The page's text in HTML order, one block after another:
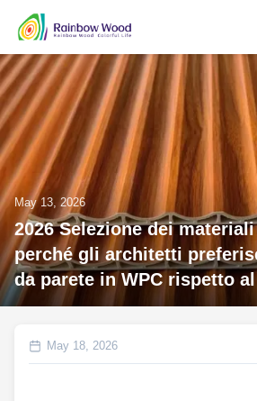
May 13, 2026
2026 Selezione dei
perché gli architetti
da parete in WPC rispetto
tradizionale nei progetti
May 18, 2026